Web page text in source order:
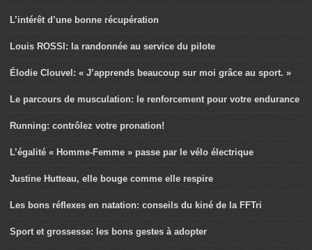
L’intérêt d’une bonne récupération
Louis ROSSI: la randonnée au service du pilote
Élodie Clouvel: « J’apprends beaucoup sur moi grâce au sport. »
Le parcours de musculation: le renforcement pour votre endurance
Running: contrôlez votre pronation!
L’égalité « Homme-Femme » passe par le vélo électrique
Justine Hutteau, elle bouge comme elle respire
Les bons réflexes en natation: conseils du kiné de la FFTri
Sport et grossesse: les bons gestes à adopter